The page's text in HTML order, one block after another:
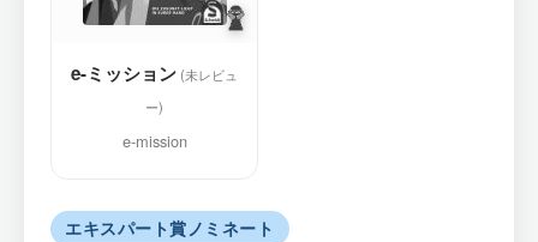
e-ミッション
e-mission
エキスパート賞ノミネート